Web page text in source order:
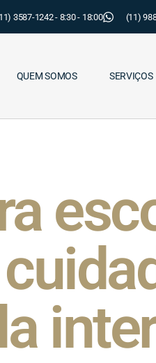
3587-1242 - 8:30 - 18:00 (11)
QUEM SOMOS SERVIÇOS